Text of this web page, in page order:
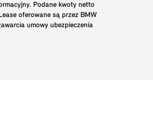
Podane kwoty netto
oferowane są przez BMW
umowy ubezpieczenia